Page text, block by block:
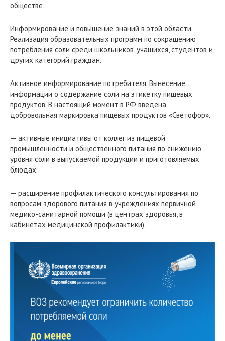
обществе:
Информирование и повышение знаний в этой области.
Реализация образовательных программ по сокращению
потребления соли среди школьников, учащихся, студентов и
других категорий граждан.
Активное информирование потребителя. Вынесение
информации о содержание соли на этикетку пищевых
продуктов. В настоящий момент в РФ введена
добровольная маркировка пищевых продуктов «Светофор».
— активные инициативы от коллег из пищевой
промышленности и общественного питания по снижению
уровня соли в выпускаемой продукции и приготовляемых
блюдах.
— расширение профилактического консультирования по
вопросам здорового питания в учреждениях первичной
медико-санитарной помощи (в центрах здоровья, в
кабинетах медицинской профилактики).